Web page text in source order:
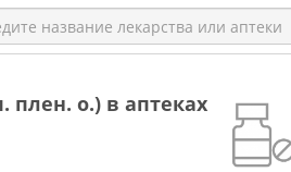
о.) в аптеках